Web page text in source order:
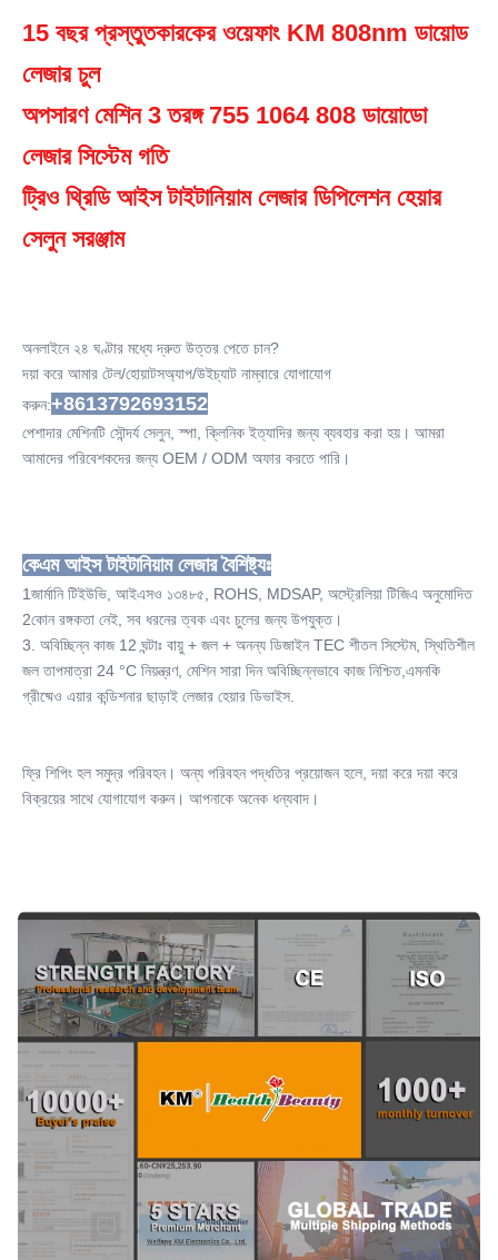
Laser Type:
পেশাদার লেজার চুল অপসারণ মেশিন
নিশ্চল
লেজার
Feature:
ডার্ক সার্কেল, ফেস লিফ
বিক্রয়োত্তর পরিষেবা নেই, বিনামূল্যে খুচরা যন্ত্রাংশ, অনলাইন সমর্থন, ভিডিও
প্রযুক্তিগত সহায়তা
Warranty:
২ বছর
Name:
Screen:
8.4 ইঞ্চি টাচ কালার স্ক্রিন
Energy:
1-160j/cm2 40J বিকল্প
Laser Type:
808nm ডায়োড লেজার
Quantity Of Crystal Bar::
10-12 বার বিকল্প
Training:
ম্যানুয়াল ব্যবহারকারী+ডিভিডি+অন লাইন প্রশিক্ষণ
15 বছর প্রস্তুতকারকের ওয়েফাং KM 808nm ডায়োড
লেজার চুল
অপসারণ মেশিন 3 তরঙ্গ 755 1064 808 ডায়োডো
লেজার সিস্টেম গতি
ট্রিও থ্রিডি আইস টাইটানিয়াম লেজার ডিপিলেশন হেয়ার
সেলুন সরঞ্জাম
অনলাইনে ২৪ ঘণ্টার মধ্যে দ্রুত উত্তর পেতে চান?
দয়া করে আমার টেল/হোয়াটসঅ্যাপ/উইচ্যাট নাম্বারে যোগাযোগ
করুন:+8613792693152
পেশাদার মেশিনটি সৌন্দর্য সেলুন, স্পা, ক্লিনিক ইত্যাদির জন্য ব্যবহার করা হয়। আমরা
আমাদের পরিবেশকদের জন্য OEM / ODM অফার করতে পারি।
কেএম আইস টাইটানিয়াম লেজার বৈশিষ্ট্যঃ
1জার্মানি টিইউভি, আইএসও ১৩৪৮৫, ROHS, MDSAP, অস্ট্রেলিয়া টিজিএ অনুমোদিত
2কোন রঙ্গকতা নেই, সব ধরনের ত্বক এবং চুলের জন্য উপযুক্ত।
3. অবিচ্ছিন্ন কাজ 12 ঘন্টাঃ বায়ু + জল + অনন্য ডিজাইন TEC শীতল সিস্টেম, স্থিতিশীল
জল তাপমাত্রা 24 °C নিয়ন্ত্রণ, মেশিন সারা দিন অবিচ্ছিন্নভাবে কাজ নিশ্চিত,এমনকি
গ্রীষ্মেও এয়ার কন্ডিশনার ছাড়াই লেজার হেয়ার ডিভাইস.
ফ্রি শিপিং হল সমুদ্র পরিবহন। অন্য পরিবহন পদ্ধতির প্রয়োজন হলে, দয়া করে দয়া করে
বিক্রয়ের সাথে যোগাযোগ করুন। আপনাকে অনেক ধন্যবাদ।